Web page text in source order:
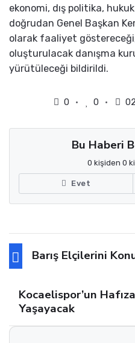
ekonomi, dış politika,
doğrudan Genel Başkan
olarak faaliyet
oluşturulacak danışma
yürütüleceği bildirildi.
0 0
Bu Haberi
0 kişiden 0
Evet
Barış Elçilerini
Kocaelispor’un
Yaşayacak